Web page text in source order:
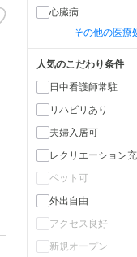
心臓病
その他の医療
人気のこだわり条件
日中看護師常駐
リハビリあり
夫婦入居可
レクリエーション
ペット可
外出自由
アクセス良好
新規オープン